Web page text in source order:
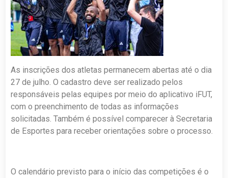
As inscrições dos atletas permanecem abertas até o dia
27 de julho. O cadastro deve ser realizado pelos
responsáveis pelas equipes por meio do aplicativo iFUT,
com o preenchimento de todas as informações
solicitadas. Também é possível comparecer à Secretaria
de Esportes para receber orientações sobre o processo.
O calendário previsto para o início das competições é o